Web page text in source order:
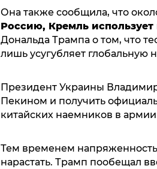
Она также сообщила, что
Россию, Кремль использует
Дональда Трампа о том, что
лишь усугубляет глобальную
Президент Украины Владимир
Пекином и получить
китайских наемников в
Тем временем
нарастать. Трамп пообещал